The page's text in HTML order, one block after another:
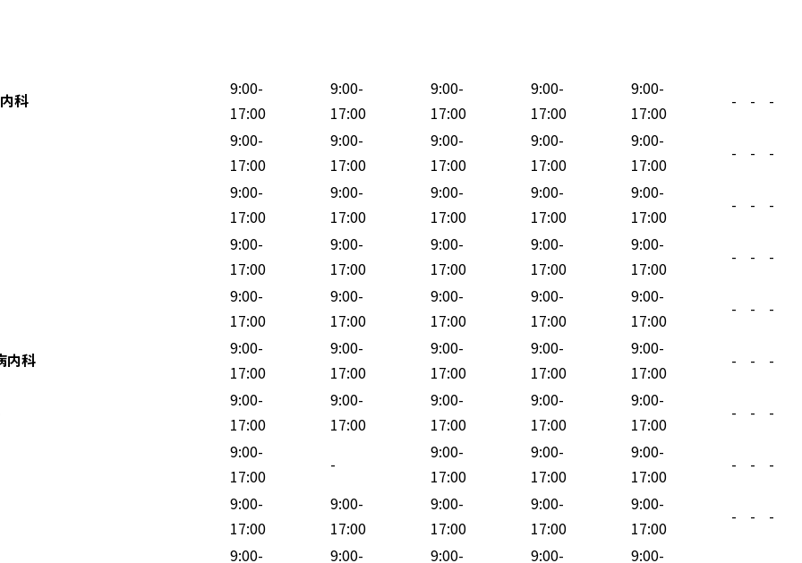
科
9:00-
17:00
9:00-
17:00
9:00-
17:00
9:00-
17:00
9:00-
17:00
- - -
9:00-
17:00
9:00-
17:00
9:00-
17:00
9:00-
17:00
9:00-
17:00
- - -
9:00-
17:00
9:00-
17:00
9:00-
17:00
9:00-
17:00
9:00-
17:00
- - -
9:00-
17:00
9:00-
17:00
9:00-
17:00
9:00-
17:00
9:00-
17:00
- - -
9:00-
17:00
9:00-
17:00
9:00-
17:00
9:00-
17:00
9:00-
17:00
- - -
内科
9:00-
17:00
9:00-
17:00
9:00-
17:00
9:00-
17:00
9:00-
17:00
- - -
9:00-
17:00
9:00-
17:00
9:00-
17:00
9:00-
17:00
9:00-
17:00
- - -
9:00-
17:00
-
9:00-
17:00
9:00-
17:00
9:00-
17:00
- - -
9:00-
17:00
9:00-
17:00
9:00-
17:00
9:00-
17:00
9:00-
17:00
- - -
9:00- 9:00- 9:00- 9:00- 9:00-